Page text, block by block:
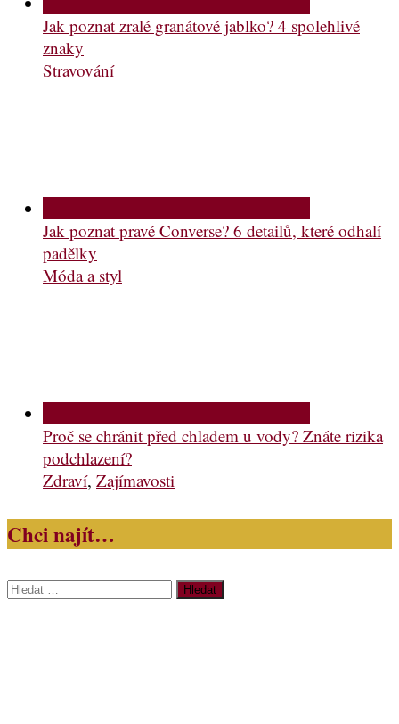
Jak poznat zralé granátové jablko? 4 spolehlivé
znaky
Stravování
Jak poznat pravé Converse? 6 detailů, které odhalí
padělky
Móda a styl
Proč se chránit před chladem u vody? Znáte rizika
podchlazení?
Zdraví, Zajímavosti
Chci najít…
Vyhledávání